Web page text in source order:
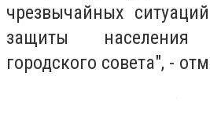
чрезвычайных
защиты населения
городского совета", -